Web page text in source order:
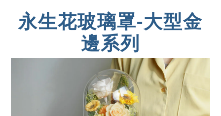
永生花玻璃罩-大型金
邊系列